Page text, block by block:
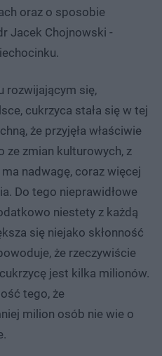
oraz o sposobie
Jacek Chojnowski -
rozwijającym się,
cukrzyca stała się w tej
że przyjęła właściwie
ze zmian kulturowych, z
nadwagę, coraz więcej
Do tego nieprawidłowe
niestety z każdą
się niejako skłonność
że rzeczywiście
jest kilka milionów.
tego, że
milion osób nie wie o